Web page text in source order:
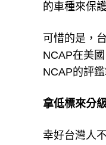
的車種來保
可惜的是，
NCAP在美
NCAP的評
拿低標來分
幸好台灣人